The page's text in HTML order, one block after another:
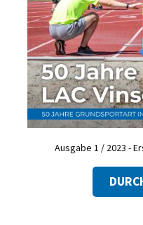
Ausgabe 1 / 2023 -